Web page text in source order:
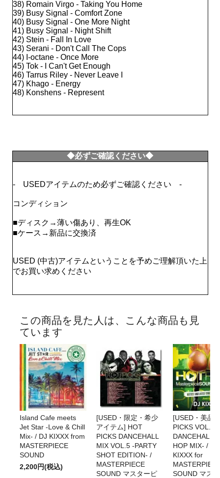
38) Romain Virgo - Taking You Home
39) Busy Signal - Comfort Zone
40) Busy Signal - One More Night
41) Busy Signal - Night Shift
42) Stein - Fall In Love
43) Serani - Don't Call The Cops
44) I-octane - Once More
45) Tok - I Can't Get Enough
46) Tarrus Riley - Never Leave I
47) Khago - Energy
48) Konshens - Represent
◆必ずご確認ください◆
- USEDアイテムのため必ずご確認ください -
コンディション
■ディスク→薄い傷あり、再生OK
■ケース→新品に交換済
USED (中古)アイテムということを予めご理解頂いた上
でお買い求めください
この商品を見た人は、こんな商品も見
ています
Island Cafe meets
Jet Star -Love & Chill
Mix- / DJ KIXXX from
MASTERPIECE
SOUND
2,200円(税込)
[USED・限定・希少
アイテム] HOT
PICKS DANCEHALL
MIX VOL.5 -PARTY
SHOT EDITION- /
MASTERPIECE
SOUND マスターピ
[USED・美品]
PICKS VOL.14
HOP MIX- / DJ
KIXXX for
SOUND マス